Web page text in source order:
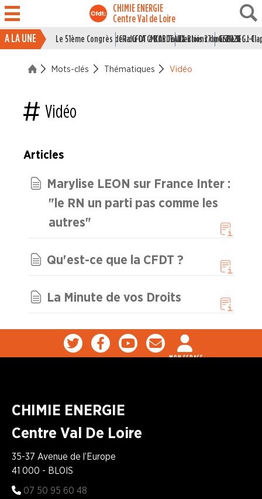
CHIMIE ENERGIE
Centre Val de Loire
ACTUALITÉ
ENTREPRISES
NOS
SERVICES
CONNAÎTRE
Pourquoi
A LA UNE Le 51ème Congrès de la CFDT à BORDEAUX
CR du CA CMCAS Tours Blois 27 mai 2026
Elections du CSE LSI : J-1
Grille IEG :
Mots-clés Thématiques Vidéo
Vidéo
Articles
Marylise LEON sur France Inter :
"le RN un parti pas comme les
autres"
Qu'est-ce que la CFDT ?
La Minute de vos Droits
MON ESPACE
CHIMIE ENERGIE
Centre Val De Loire
35-37 Avenue de l’Europe
41 000 - BLOIS
07 50 95 60 48